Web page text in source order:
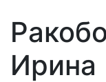
Ирина